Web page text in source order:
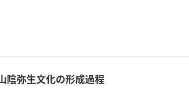
陰弥生文化の形成過程